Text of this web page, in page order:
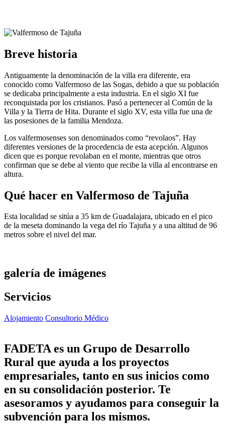
Breve historia
Antiguamente la denominación de la villa era diferente, era
conocido como Valfermoso de las Sogas, debido a que su población
se dedicaba principalmente a esta industria. En el siglo XI fue
reconquistada por los cristianos. Pasó a pertenecer al Común de la
Villa y la Tierra de Hita. Durante el siglo XV, esta villa fue una de
las posesiones de la familia Mendoza.
Los valfermosenses son denominados como “revolaos”. Hay
diferentes versiones de la procedencia de esta acepción. Algunos
dicen que es porque revolaban en el monte, mientras que otros
confirman que se debe al viento que recibe la villa al encontrarse en
altura.
Qué hacer en Valfermoso de Tajuña
Esta localidad se sitúa a 35 km de Guadalajara, ubicado en el pico
de la meseta dominando la vega del río Tajuña y a una altitud de 96
metros sobre el nivel del mar.
galería de imágenes
Servicios
Alojamiento Consultorio Médico
FADETA es un Grupo de Desarrollo
Rural que ayuda a los proyectos
empresariales, tanto en sus inicios como
en su consolidación posterior. Te
asesoramos y ayudamos para conseguir la
subvención para los mismos.